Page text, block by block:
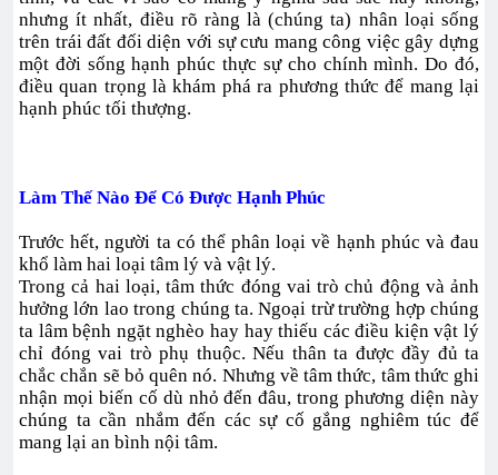
nhưng ít nhất, điều rõ ràng là (chúng ta) nhân loại sống
trên trái đất đối diện với sự cưu mang công việc gây dựng
một đời sống hạnh phúc thực sự cho chính mình. Do đó,
điều quan trọng là khám phá ra phương thức để mang lại
hạnh phúc tối thượng.
Làm Thế Nào Để Có Được Hạnh Phúc
Trước hết, người ta có thể phân loại về hạnh phúc và đau
khổ làm hai loại tâm lý và vật lý.
Trong cả hai loại, tâm thức đóng vai trò chủ động và ảnh
hưởng lớn lao trong chúng ta. Ngoại trừ trường hợp chúng
ta lâm bệnh ngặt nghèo hay hay thiếu các điều kiện vật lý
chỉ đóng vai trò phụ thuộc. Nếu thân ta được đầy đủ ta
chắc chắn sẽ bỏ quên nó. Nhưng về tâm thức, tâm thức ghi
nhận mọi biến cố dù nhỏ đến đâu, trong phương diện này
chúng ta cần nhắm đến các sự cố gắng nghiêm túc để
mang lại an bình nội tâm.